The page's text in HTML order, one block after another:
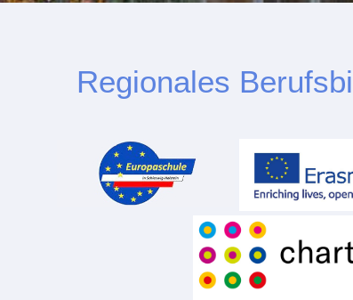
Regionales